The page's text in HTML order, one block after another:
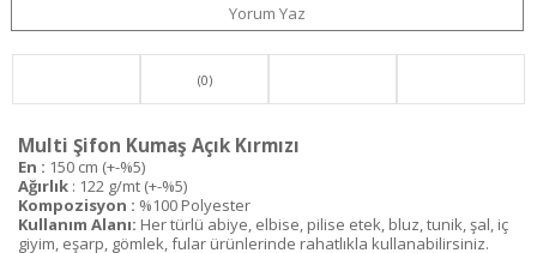
Yorum Yaz
(0)
Multi Şifon Kumaş Açık Kırmızı
En : 150 cm (+-%5)
Ağırlık : 122 g/mt (+-%5)
Kompozisyon : %100 Polyester
Kullanım Alanı: Her türlü abiye, elbise, pilise etek, bluz, tunik, şal, iç
giyim, eşarp, gömlek, fular ürünlerinde rahatlıkla kullanabilirsiniz.